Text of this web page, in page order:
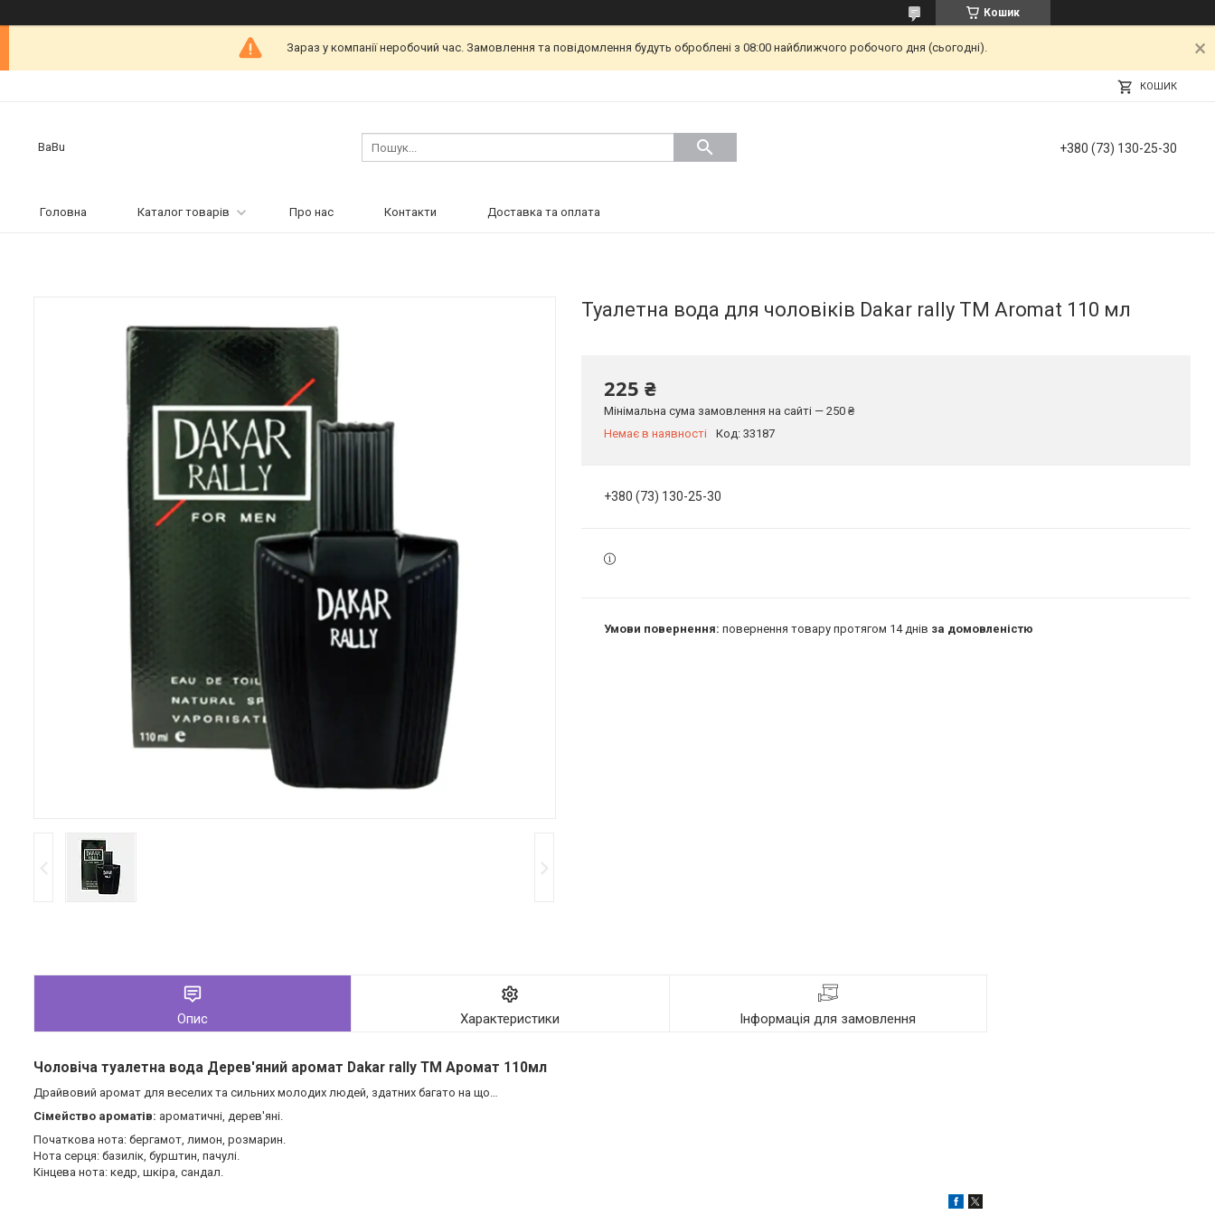
Кошик
Зараз у компанії неробочий час. Замовлення та повідомлення будуть оброблені з 08:00 найближчого робочого дня (сьогодні).
КОШИК
BaBu +380 (73) 130-25-30
Головна Каталог товарів Про нас Контакти Доставка та оплата
Туалетна вода для чоловіків Dakar rally ТМ Aromat 110 мл
225 ₴
Мінімальна сума замовлення на сайті — 250 ₴
Немає в наявності
Код: 33187
+380 (73) 130-25-30
повернення товару протягом 14 днів за домовленістю
Опис Характеристики Інформація для замовлення
Чоловіча туалетна вода Дерев'яний аромат Dakar rally ТМ Аромат 110мл
Драйвовий аромат для веселих та сильних молодих людей, здатних багато на що…
Сімейство ароматів: ароматичні, дерев'яні.
Початкова нота: бергамот, лимон, розмарин.
Нота серця: базилік, бурштин, пачулі.
Кінцева нота: кедр, шкіра, сандал.